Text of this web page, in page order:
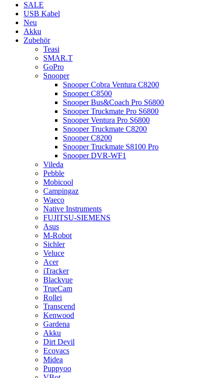
SALE
USB Kabel
Neu
Akku
Zubehör
Teasi
SMAR.T
GoPro
Snooper
Snooper Cobra Ventura C8200
Snooper C8500
Snooper Bus&Coach Pro S6800
Snooper Truckmate Pro S6800
Snooper Ventura Pro S6800
Snooper Truckmate C8200
Snooper C8200
Snooper Truckmate S8100 Pro
Snooper DVR-WF1
Vileda
Pebble
Mobicool
Campingaz
Waeco
Native Instruments
FUJITSU-SIEMENS
Asus
M-Robot
Sichler
Veluce
Acer
iTracker
Blackvue
TrueCam
Rollei
Transcend
Kenwood
Gardena
Akku
Dirt Devil
Ecovacs
Midea
Puppyoo